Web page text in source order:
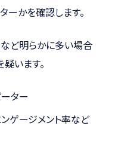
ーかを確認します。
ど明らかに多い場合
います。
ター
ンゲージメント率など